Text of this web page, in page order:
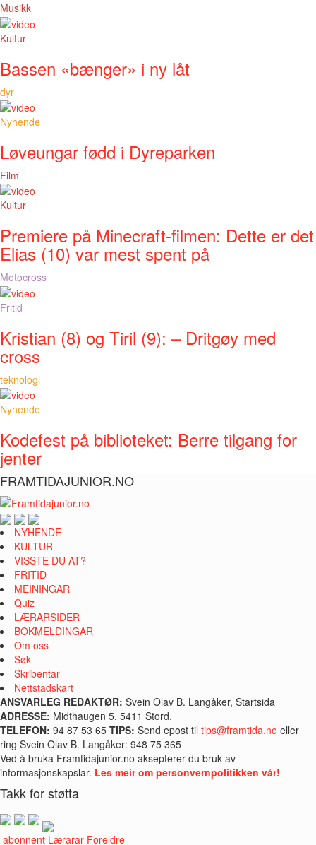
Musikk
Kultur
Bassen «bænger» i ny låt
dyr
Nyhende
Løveungar fødd i Dyreparken
Film
Kultur
Premiere på Minecraft-filmen: Dette er det
Elias (10) var mest spent på
Motocross
Fritid
Kristian (8) og Tiril (9): – Dritgøy med
cross
teknologi
Nyhende
Kodefest på biblioteket: Berre tilgang for
jenter
FRAMTIDAJUNIOR.NO
NYHENDE
KULTUR
VISSTE DU AT?
FRITID
MEININGAR
Quiz
LÆRARSIDER
BOKMELDINGAR
Om oss
Søk
Skribentar
Nettstadskart
ANSVARLEG REDAKTØR: Svein Olav B. Langåker, Startsida
ADRESSE: Midthaugen 5, 5411 Stord.
TELEFON: 94 87 53 65 TIPS: Send epost til tips@framtida.no eller
ring Svein Olav B. Langåker: 948 75 365
Ved å bruka Framtidajunior.no aksepterer du bruk av
informasjonskapslar. Les meir om personvernpolitikken vår!
Takk for støtta
abonnent Lærarar Foreldre